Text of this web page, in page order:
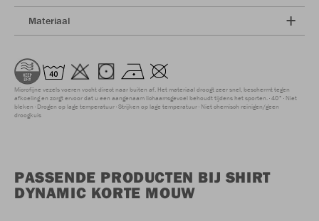
Materiaal
Microfijne vezels voeren vocht direct naar buiten af. Het materiaal droogt zeer snel, beschermt tegen
afkoeling en zorgt ervoor dat u een aangenaam lichaamsgevoel behoudt tijdens het sporten. 40° Niet
bleken Drogen op lage temperatuur Strijken op lage temperatuur Niet chemisch reinigen/geen
droogkuis
PASSENDE PRODUCTEN BIJ SHIRT
DYNAMIC KORTE MOUW